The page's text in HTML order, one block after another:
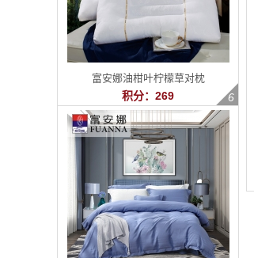
富安娜油柑叶柠檬草对枕
积分：269